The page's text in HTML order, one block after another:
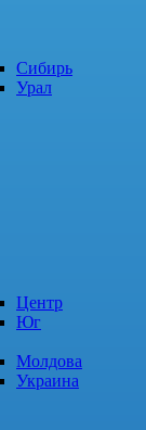
Сибирь
Урал
Центр
Юг
Молдова
Украина